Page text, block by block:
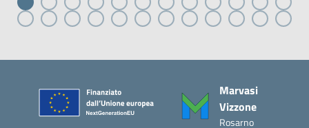
Marvasi
Vizzone
Rosarno